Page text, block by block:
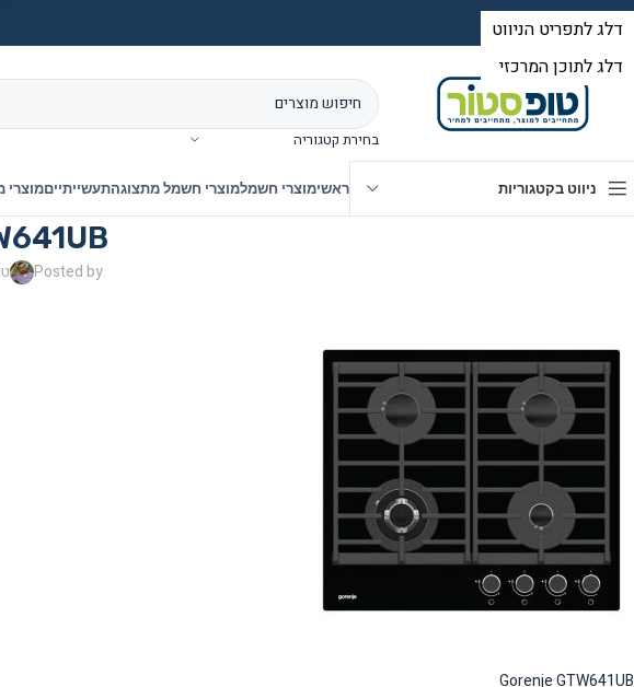
בחירת קטגוריה
ניווט בקטגוריות ראשימוצרי חשמלמוצרי חשמל מתצוגהתעשייתייםמוצרי
Posted by
Gorenje GTW641UB